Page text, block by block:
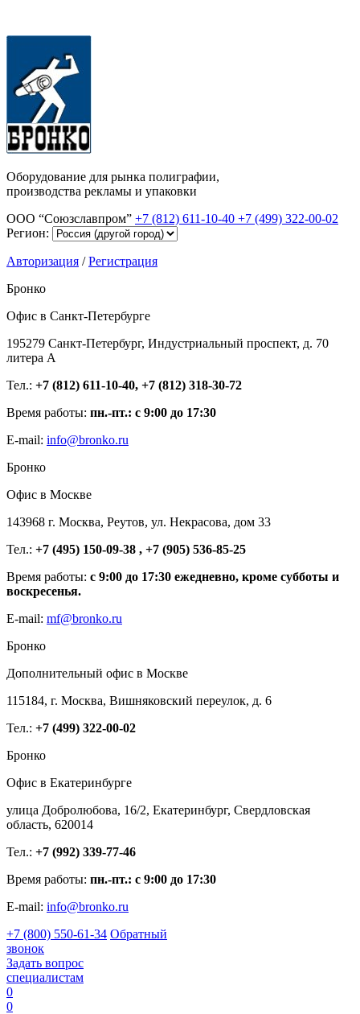
Оборудование для рынка полиграфии,
производства рекламы и упаковки
ООО “Союзславпром” +7 (812) 611-10-40 +7 (499) 322-00-02
Регион:
Авторизация /Регистрация
Бронко
Офис в Санкт-Петербурге
195279 Санкт-Петербург, Индустриальный проспект, д. 70
литера А
Тел.: +7 (812) 611-10-40, +7 (812) 318-30-72
Время работы: пн.-пт.: с 9:00 до 17:30
E-mail: info@bronko.ru
Бронко
Офис в Москве
143968 г. Москва, Реутов, ул. Некрасова, дом 33
Тел.: +7 (495) 150-09-38 , +7 (905) 536-85-25
Время работы: с 9:00 до 17:30 ежедневно, кроме субботы и
воскресенья.
E-mail: mf@bronko.ru
Бронко
Дополнительный офис в Москве
115184, г. Москва, Вишняковский переулок, д. 6
Тел.: +7 (499) 322-00-02
Бронко
Офис в Екатеринбурге
улица Добролюбова, 16/2, Екатеринбург, Свердловская
область, 620014
Тел.: +7 (992) 339-77-46
Время работы: пн.-пт.: с 9:00 до 17:30
E-mail: info@bronko.ru
+7 (800) 550-61-34 Обратный
звонок
Задать вопрос
специалистам
0
0